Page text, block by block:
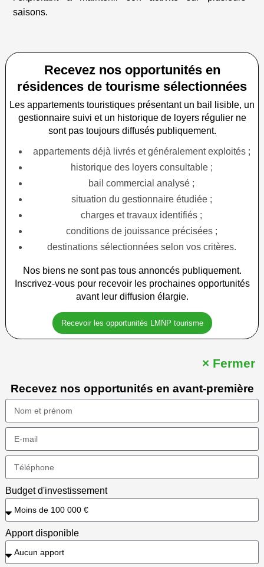
saisons.
Recevez nos opportunités en
résidences de tourisme sélectionnées
Les appartements touristiques présentant un bail lisible, un
gestionnaire suivi et un historique de loyers régulier ne
sont pas toujours diffusés publiquement.
appartements déjà livrés et généralement exploités ;
historique des loyers consultable ;
bail commercial analysé ;
situation du gestionnaire étudiée ;
charges et travaux identifiés ;
conditions de jouissance précisées ;
destinations sélectionnées selon vos critères.
Nos biens ne sont pas tous annoncés publiquement.
Inscrivez-vous pour recevoir les prochaines opportunités
avant leur diffusion élargie.
Recevoir les opportunités LMNP tourisme
× Fermer
Recevez nos opportunités en avant-première
Budget d'investissement
Apport disponible